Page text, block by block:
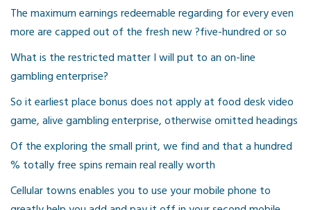
The maximum earnings redeemable regarding for every even
more are capped out of the fresh new ?five-hundred or so
What is the restricted matter I will put to an on-line
gambling enterprise?
So it earliest place bonus does not apply at food desk video
game, alive gambling enterprise, otherwise omitted headings
Of the exploring the small print, we find and that a hundred
% totally free spins remain real really worth
Cellular towns enables you to use your mobile phone to